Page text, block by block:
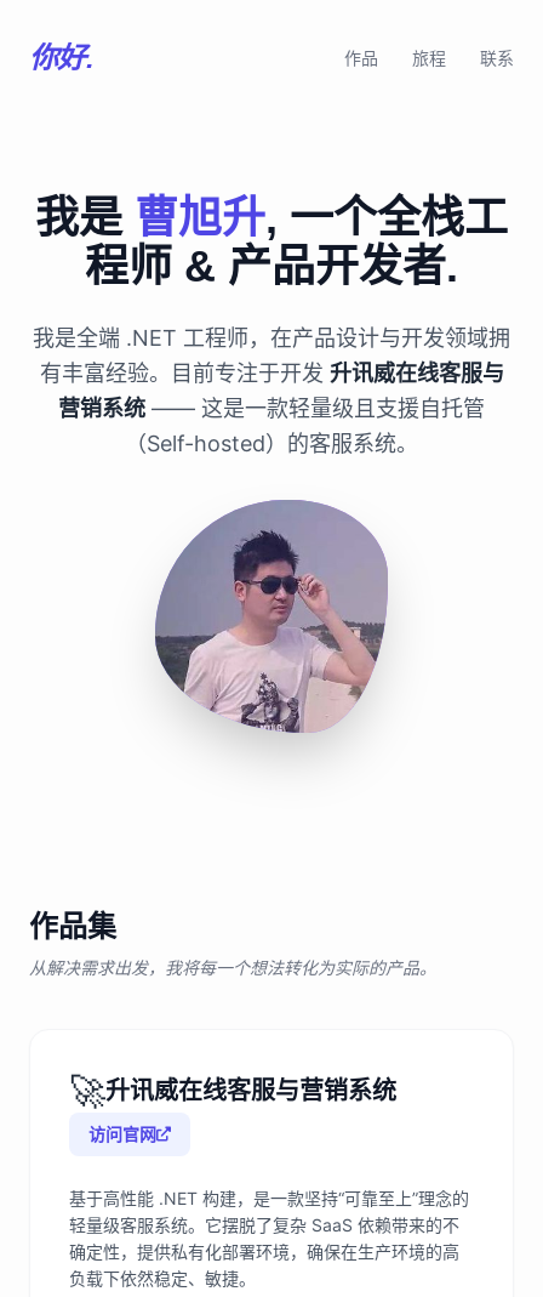
你好. 作品 旅程 联系
我是 曹旭升, 一个全栈工
程师 & 产品开发者.
我是全端 .NET 工程师，在产品设计与开发领域拥
有丰富经验。目前专注于开发 升讯威在线客服与
营销系统 —— 这是一款轻量级且支援自托管
（Self-hosted）的客服系统。
作品集
从解决需求出发，我将每一个想法转化为实际的产品。
🚀升讯威在线客服与营销系统
访问官网
基于高性能 .NET 构建，是一款坚持“可靠至上”理念的
轻量级客服系统。它摆脱了复杂 SaaS 依赖带来的不
确定性，提供私有化部署环境，确保在生产环境的高
负载下依然稳定、敏捷。